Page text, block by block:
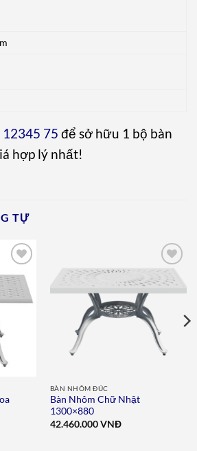
75 để sở hữu 1 bộ bàn
hợp lý nhất!
TỰ
Add to
wishlist
Add to
wishlist
BÀN NHÔM ĐÚC
Bàn Nhôm Chữ Nhật
1300×880
42.460.000VNĐ